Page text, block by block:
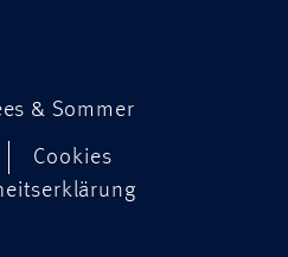
& Sommer
Cookies